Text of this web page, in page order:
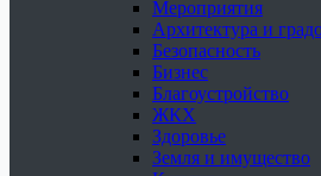
Мероприятия
Архитектура и
Безопасность
Бизнес
Благоустройство
ЖКХ
Здоровье
Земля и имущество